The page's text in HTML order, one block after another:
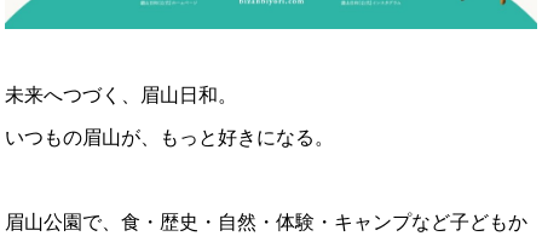
未来へつづく、眉山日和。
いつもの眉山が、もっと好きになる。
眉山公園で、食・歴史・自然・体験・キャンプなど子どもか